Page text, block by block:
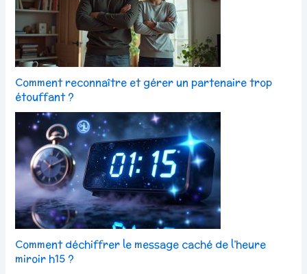
Comment reconnaître et gérer un partenaire trop
étouffant ?
Comment déchiffrer le message caché de l’heure
miroir h15 ?